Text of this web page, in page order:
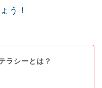
う！
ラシーとは？